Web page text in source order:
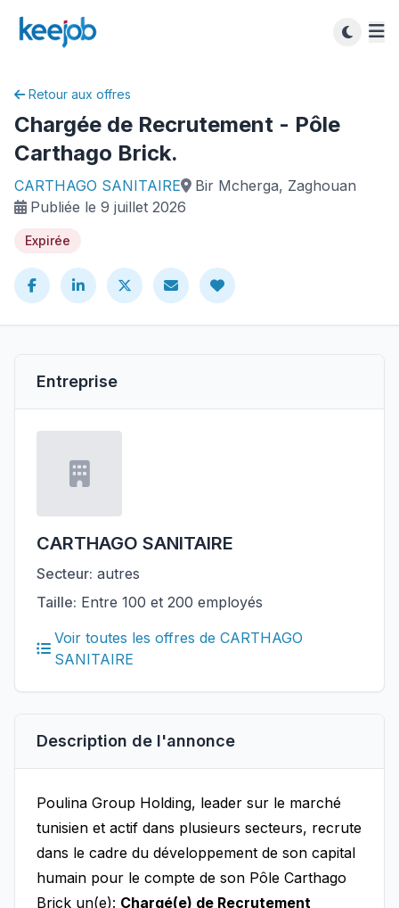
Retour aux offres
Chargée de Recrutement - Pôle
Carthago Brick.
CARTHAGO SANITAIRE
Bir Mcherga, Zaghouan
Publiée le 9 juillet 2026
Expirée
Entreprise
CARTHAGO SANITAIRE
Secteur: autres
Taille: Entre 100 et 200 employés
Voir toutes les offres de CARTHAGO
SANITAIRE
Description de l'annonce
Poulina Group Holding, leader sur le marché
tunisien et actif dans plusieurs secteurs, recrute
dans le cadre du développement de son capital
humain pour le compte de son Pôle Carthago
Brick un(e): Chargé(e) de Recrutement